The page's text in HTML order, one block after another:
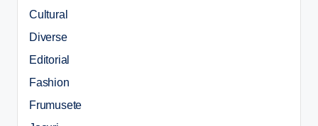
Cultural
Diverse
Editorial
Fashion
Frumusete